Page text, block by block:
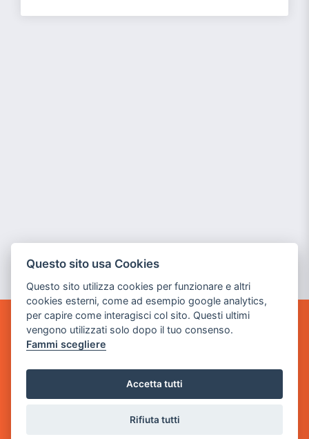
GAME WARP
BY POWER GAME SRL
via Villaggio dei Platani, 3
Questo sito usa Cookies
Questo sito utilizza cookies per funzionare e altri
cookies esterni, come ad esempio google analytics,
per capire come interagisci col sito. Questi ultimi
vengono utilizzati solo dopo il tuo consenso.
Fammi scegliere
Accetta tutti
Rifiuta tutti